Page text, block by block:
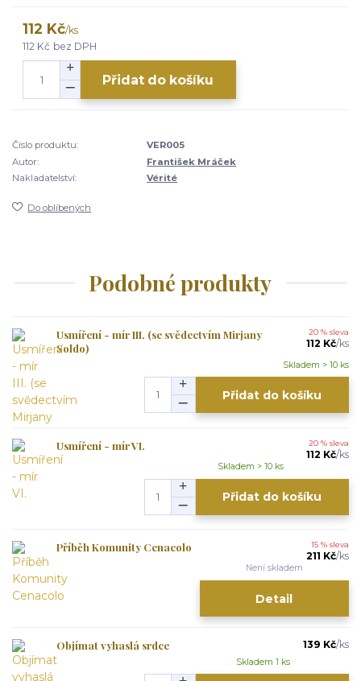
112 Kč/ks
112 Kč bez DPH
Přidat do košíku
Číslo produktu:
VER005
Autor:
František Mráček
Nakladatelství:
Vérité
Do oblíbených
Podobné produkty
Usmíření - mír III. (se svědectvím Mirjany
Soldo)
20 % sleva
112 Kč/ks
Skladem > 10 ks
Přidat do košíku
Usmíření - mír VI. 20 % sleva
112 Kč/ks
Skladem > 10 ks
Přidat do košíku
Příběh Komunity Cenacolo 15 % sleva
211 Kč/ks
Není skladem
Detail
Objímat vyhaslá srdce 139 Kč/ks
Skladem 1 ks